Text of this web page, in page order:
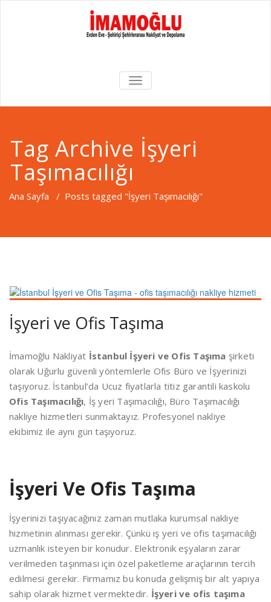
Nakliyat
İstanbul Evden Eve Nakliyat
TOGGLE
NAVIGATION
Tag Archive İşyeri
Taşımacılığı
Ana Sayfa / Posts tagged "İşyeri Taşımacılığı"
İşyeri ve Ofis Taşıma
İmamoğlu Nakliyat İstanbul İşyeri ve Ofis Taşıma şirketi
olarak Uğurlu güvenli yöntemlerle Ofis Büro ve İşyerinizi
taşıyoruz. İstanbul’da Ucuz fiyatlarla titiz garantili kaskolu
Ofis Taşımacılığı, İş yeri Taşımacılığı, Büro Taşımacılığı
nakliye hizmetleri sunmaktayız. Profesyonel nakliye
ekibimiz ile aynı gün taşıyoruz.
İşyeri Ve Ofis Taşıma
İşyerinizi taşıyacağınız zaman mutlaka kurumsal nakliye
hizmetinin alınması gerekir. Çünkü iş yeri ve ofis taşımacılığı
uzmanlık isteyen bir konudur. Elektronik eşyaların zarar
verilmeden taşınması için özel paketleme araçlarının tercih
edilmesi gerekir. Firmamız bu konuda gelişmiş bir alt yapıya
sahip olarak hizmet vermektedir. İşyeri ve ofis taşıma